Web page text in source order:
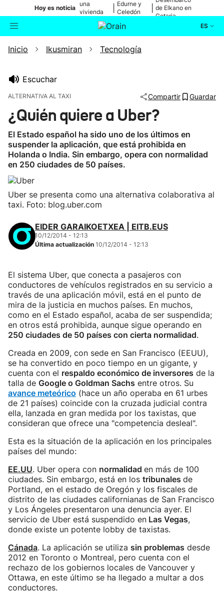
Hoy es noticia
una
vivienda
de Bilbao
Edurne y
Celedón
de Elkano en
Getaria
ES
Buscador Actualidad
Ikusmiran
Eguraldia
Inicio Ikusmiran Tecnología
Escuchar
ALTERNATIVA AL TAXI Compartir Guardar
¿Quién quiere a Uber?
El Estado español ha sido uno de los últimos en
suspender la aplicación, que está prohibida en
Holanda o India. Sin embargo, opera con normalidad
en 250 ciudades de 50 países.
Uber se presenta como una alternativa colaborativa al
taxi. Foto: blog.uber.com
EIDER GARAIKOETXEA | EITB.EUS
10/12/2014 - 12:13
Última actualización 10/12/2014 - 12:13
El sistema Uber, que conecta a pasajeros con
conductores de vehículos registrados en su servicio a
través de una aplicación móvil, está en el punto de
mira de la justicia en muchos países. En muchos,
como en el Estado español, acaba de ser suspendida;
en otros está prohibida, aunque sigue operando en
250 ciudades de 50 países con cierta normalidad.
Creada en 2009, con sede en San Francisco (EEUU),
se ha convertido en poco tiempo en un gigante, y
cuenta con el respaldo económico de inversores de la
talla de Google o Goldman Sachs entre otros. Su
avance meteórico (hace un año operaba en 61 urbes
de 21 países) coincide con la cruzada judicial contra
ella, lanzada en gran medida por los taxistas, que
consideran que ofrece una "competencia desleal".
Esta es la situación de la aplicación en los principales
países del mundo:
EE.UU. Uber opera con normalidad en más de 100
ciudades. Sin embargo, está en los tribunales de
Portland, en el estado de Oregón y los fiscales de
distrito de las ciudades californianas de San Francisco
y Los Ángeles presentaron una denuncia ayer. El
servicio de Uber está suspendido en Las Vegas,
donde existe un potente lobby de taxistas.
Cánada. La aplicación se utiliza sin problemas desde
2012 en Toronto o Montreal, pero cuenta con el
rechazo de los gobiernos locales de Vancouver y
Ottawa, en este último se ha llegado a multar a dos
conductores.